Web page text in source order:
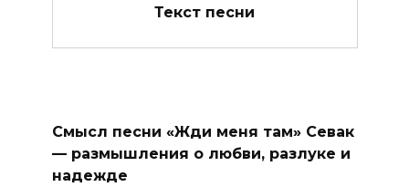
Текст песни
Смысл песни «Жди меня там» Севак
— размышления о любви, разлуке и
надежде